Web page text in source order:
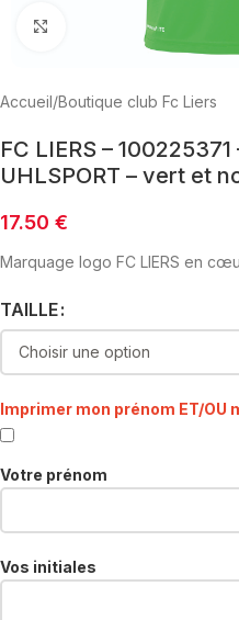
Click to enlarge
Accueil/Boutique club Fc Liers
FC LIERS –
UHLSPORT – vert et
17.50 €
Marquage logo FC LIERS en
TAILLE
Imprimer mon prénom ET/OU
Votre prénom
Vos initiales